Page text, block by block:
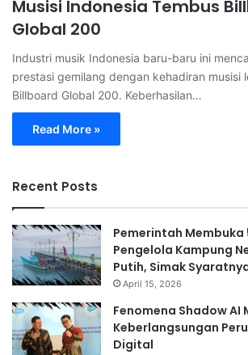
Musisi Indonesia Tembus
Global 200
Industri musik Indonesia baru-baru ini
prestasi gemilang dengan kehadiran musisi
Billboard Global 200. Keberhasilan…
Read More »
Recent Posts
Pemerintah Membuka
Pengelola Kampung
Putih, Simak
April 15, 2026
Fenomena Shadow AI
Keberlangsungan
Digital